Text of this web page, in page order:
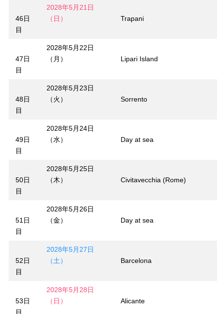
46日
目
2028年5月21日
（日）
Trapani
47日
目
2028年5月22日
（月）
Lipari Island
48日
目
2028年5月23日
（火）
Sorrento
49日
目
2028年5月24日
（水）
Day at sea
50日
目
2028年5月25日
（木）
Civitavecchia (Rome)
51日
目
2028年5月26日
（金）
Day at sea
52日
目
2028年5月27日
（土）
Barcelona
53日
目
2028年5月28日
（日）
Alicante